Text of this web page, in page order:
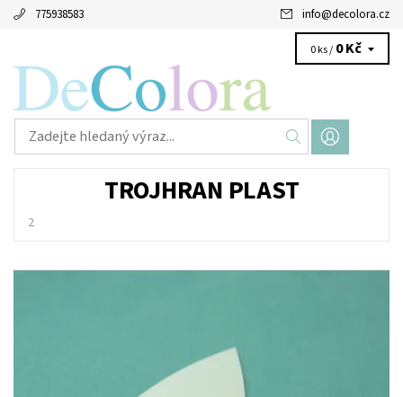
775938583 info@decolora.cz
0 ks / 0 Kč
TROJHRAN PLAST
2